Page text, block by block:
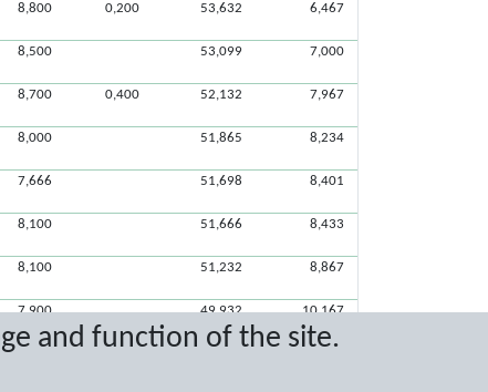
and function of the site.
8,800 0,200 53,632 6,467
8,500 53,099 7,000
8,700 0,400 52,132 7,967
8,000 51,865 8,234
7,666 51,698 8,401
8,100 51,666 8,433
8,100 51,232 8,867
7,900 49,932 10,167